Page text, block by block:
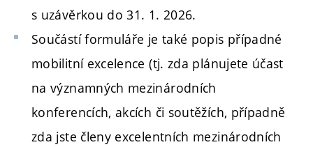
s uzávěrkou do 31. 1. 2026.
Součástí formuláře je také popis případné
mobilitní excelence (tj. zda plánujete účast
na významných mezinárodních
konferencích, akcích či soutěžích, případně
zda jste členy excelentních mezinárodních